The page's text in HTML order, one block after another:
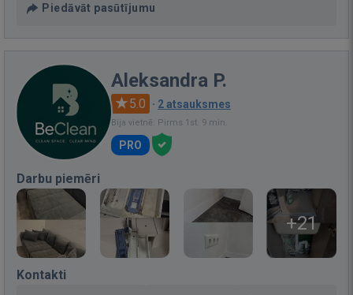
Piedāvāt pasūtījumu
Aleksandra P.
5.0 · 2 atsauksmes
Bija vietnē: Pirms 1st. 9 min.
PRO
Darbu piemēri
+21
Kontakti